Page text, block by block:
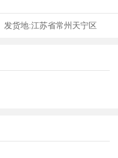
发货地:江苏省常州天宁区